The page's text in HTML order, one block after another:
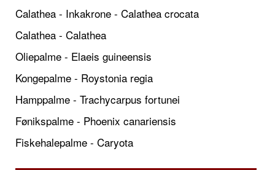
Calathea - Inkakrone - Calathea crocata
Calathea - Calathea
Oliepalme - Elaeis guineensis
Kongepalme - Roystonia regia
Hamppalme - Trachycarpus fortunei
Fønikspalme - Phoenix canariensis
Fiskehalepalme - Caryota